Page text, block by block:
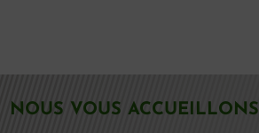
NOUS VOUS ACCUEILLONS